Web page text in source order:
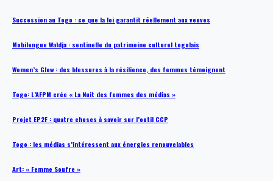
Succession au Togo : ce que la loi garantit réellement aux veuves
Mobilengue Waldja : sentinelle du patrimoine culturel togolais
Women’s Glow : des blessures à la résilience, des femmes témoignent
Togo: L’AFPM crée « La Nuit des femmes des médias »
Projet EP2F : quatre choses à savoir sur l’outil CCP
Togo : les médias s’intéressent aux énergies renouvelables
Art: « Femme Soufre »